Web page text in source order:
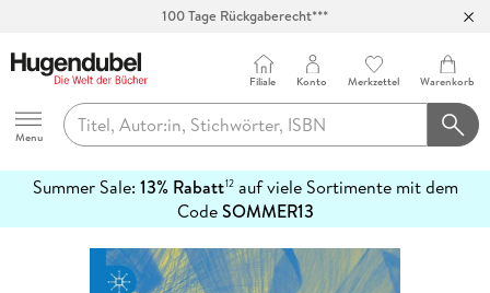
Abholung in über 100 Filialen
Hugendubel
Menu
Filiale Konto Merkzettel Warenkorb
Summer Sale: 13% Rabatt12auf viele Sortimente mit dem
CodeSOMMER13
erfahren